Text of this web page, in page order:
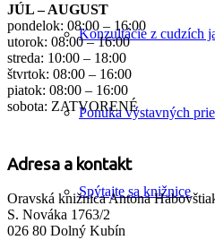
Konzultácie z cudzích
Ponuka výstavných
Spýtajte sa knižnice
JÚL – AUGUST
pondelok: 08:00 – 16:00
utorok: 08:00 – 16:00
streda: 10:00 – 18:00
štvrtok: 08:00 – 16:00
piatok: 08:00 – 16:00
sobota: ZATVORENÉ
Adresa a kontakt
Oravská knižnica Antona
S. Nováka 1763/2
026 80 Dolný Kubín